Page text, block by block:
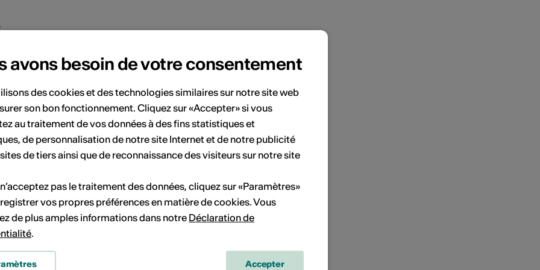
Manoir de la Ville de Martigny
3, Rue du Manoir
Martigny
027 721 22 30
027 721 22 30
Mail
Internet
avons besoin de votre consentement
des cookies et des technologies similaires sur notre site web
son bon fonctionnement. Cliquez sur «Accepter» si vous
au traitement de vos données à des fins statistiques et
de personnalisation de notre site Internet et de notre publicité
de tiers ainsi que de reconnaissance des visiteurs sur notre site
pas le traitement des données, cliquez sur «Paramètres»
vos propres préférences en matière de cookies. Vous
de plus amples informations dans notre Déclaration de
.
Accepter